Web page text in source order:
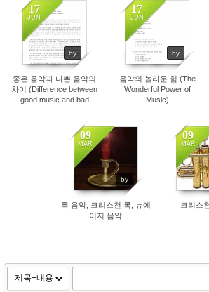
17
JUN
by
좋은 음악과 나쁜 음악의
차이 (Difference between
good music and bad
17
JUN
by
음악의 놀라운 힘 (The
Wonderful Power of
Music)
09
MAR
by
록 음악, 크리스천 록, 뉴에
이지 음악
09
MAR
크리스